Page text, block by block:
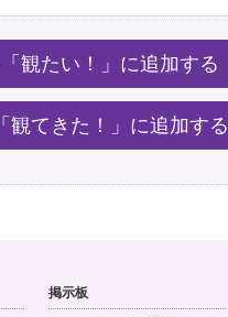
「観たい！」に追加する
「観てきた！」に追加する
掲示板